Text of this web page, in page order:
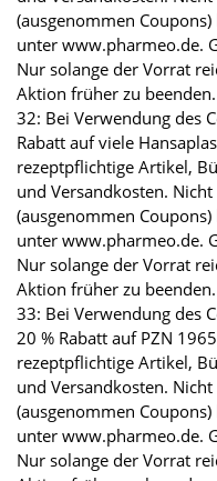
(ausgenommen
unter www.pharmeo.de.
Nur solange der Vorrat
Aktion früher zu
32: Bei Verwendung des
Rabatt auf viele
rezeptpflichtige Artikel,
und Versandkosten.
(ausgenommen
unter www.pharmeo.de.
Nur solange der Vorrat
Aktion früher zu
33: Bei Verwendung des
20 % Rabatt auf PZN
rezeptpflichtige Artikel,
und Versandkosten.
(ausgenommen
unter www.pharmeo.de.
Nur solange der Vorrat